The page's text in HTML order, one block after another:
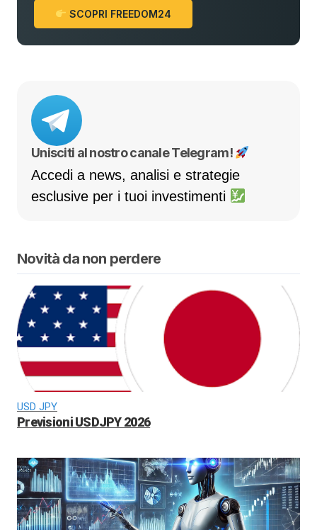
SCOPRI FREEDOM24
Unisciti al nostro canale Telegram!
Accedi a news, analisi e strategie
esclusive per i tuoi investimenti
Novità da non perdere
USD JPY
Previsioni USDJPY 2026